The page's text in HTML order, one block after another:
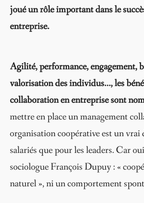
joué un rôle important dans le
entreprise.
Agilité, performance, engagement,
valorisation des individus…, les
collaboration en entreprise sont
mettre en place un management
organisation coopérative est un vrai
salariés que pour les leaders. Car
sociologue François Dupuy : «
naturel », ni un comportement